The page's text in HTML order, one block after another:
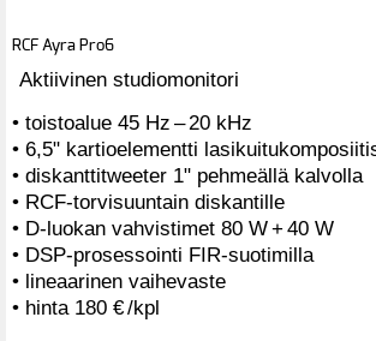
RCF Ayra Pro6
Aktiivinen studiomonitori
• toistoalue 45 Hz – 20 kHz
• 6,5" kartioelementti
• diskanttitweeter 1" pehmeällä kalvolla
• RCF-torvisuuntain diskantille
• D-luokan vahvistimet 80 W + 40 W
• DSP-prosessointi FIR-suotimilla
• lineaarinen vaihevaste
• hinta 180 € /kpl